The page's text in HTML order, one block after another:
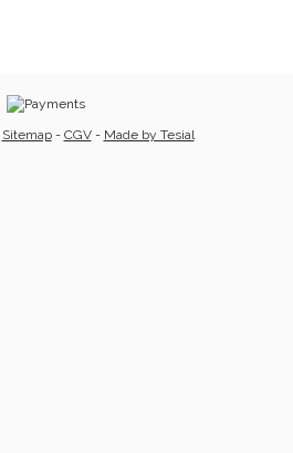
Sitemap- CGV- Made by Tesial